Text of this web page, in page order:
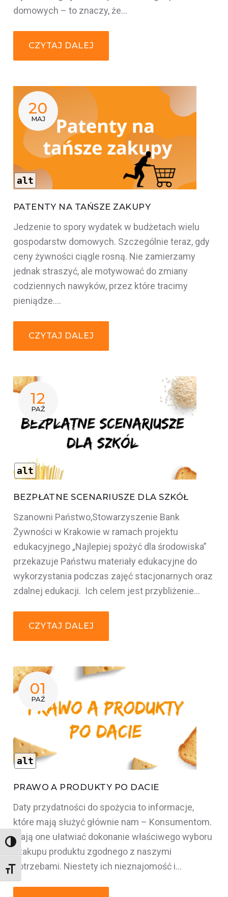
Wysoki kontrast
Rozmiar czcionki
domowych – to znaczy, że…
CZYTAJ DALEJ
20
MAJ
alt
PATENTY NA TAŃSZE ZAKUPY
Jedzenie to spory wydatek w budżetach wielu
gospodarstw domowych. Szczególnie teraz, gdy
ceny żywności ciągle rosną. Nie zamierzamy
jednak straszyć, ale motywować do zmiany
codziennych nawyków, przez które tracimy
pieniądze.…
CZYTAJ DALEJ
12
PAŹ
alt
BEZPŁATNE SCENARIUSZE DLA SZKÓŁ
Szanowni Państwo,Stowarzyszenie Bank
Żywności w Krakowie w ramach projektu
edukacyjnego „Najlepiej spożyć dla środowiska”
przekazuje Państwu materiały edukacyjne do
wykorzystania podczas zajęć stacjonarnych oraz
zdalnej edukacji. Ich celem jest przybliżenie…
CZYTAJ DALEJ
01
PAŹ
alt
PRAWO A PRODUKTY PO DACIE
Daty przydatności do spożycia to informacje,
które mają służyć głównie nam – Konsumentom.
Mają one ułatwiać dokonanie właściwego wyboru
i zakupu produktu zgodnego z naszymi
potrzebami. Niestety ich nieznajomość i…